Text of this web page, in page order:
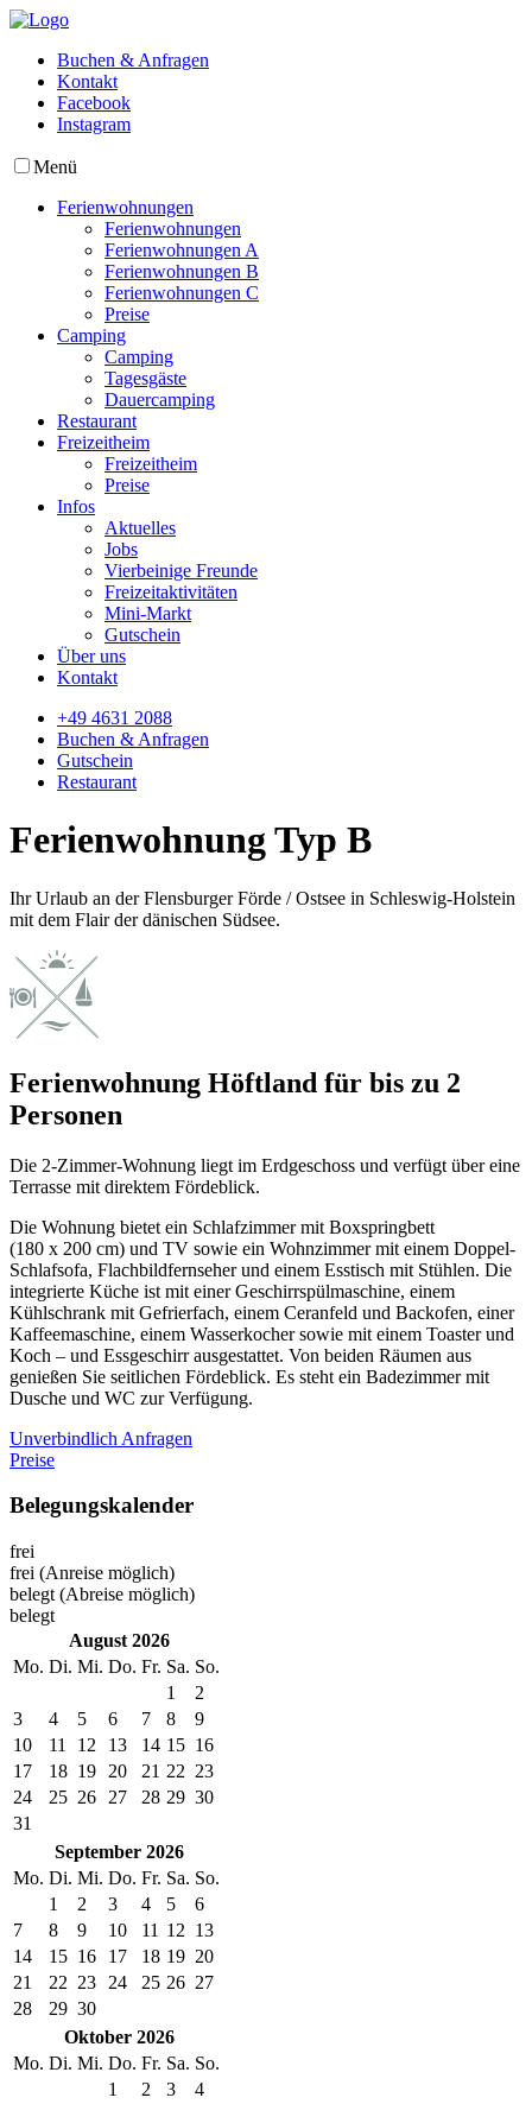
Buchen & Anfragen
Kontakt
Facebook
Instagram
Menü
Ferienwohnungen
Ferienwohnungen
Ferienwohnungen A
Ferienwohnungen B
Ferienwohnungen C
Preise
Camping
Camping
Tagesgäste
Dauercamping
Restaurant
Freizeitheim
Freizeitheim
Preise
Infos
Aktuelles
Jobs
Vierbeinige Freunde
Freizeitaktivitäten
Mini-Markt
Gutschein
Über uns
Kontakt
+49 4631 2088
Buchen & Anfragen
Gutschein
Restaurant
Ferienwohnung Typ B
Ihr Urlaub an der Flensburger Förde / Ostsee in Schleswig-Holstein
mit dem Flair der dänischen Südsee.
Ferienwohnung Höftland für bis zu 2
Personen
Die 2-Zimmer-Wohnung liegt im Erdgeschoss und verfügt über eine
Terrasse mit direktem Fördeblick.
Die Wohnung bietet ein Schlafzimmer mit Boxspringbett
(180 x 200 cm) und TV sowie ein Wohnzimmer mit einem Doppel-
Schlafsofa, Flachbildfernseher und einem Esstisch mit Stühlen. Die
integrierte Küche ist mit einer Geschirrspülmaschine, einem
Kühlschrank mit Gefrierfach, einem Ceranfeld und Backofen, einer
Kaffeemaschine, einem Wasserkocher sowie mit einem Toaster und
Koch – und Essgeschirr ausgestattet. Von beiden Räumen aus
genießen Sie seitlichen Fördeblick. Es steht ein Badezimmer mit
Dusche und WC zur Verfügung.
Unverbindlich Anfragen
Preise
Belegungskalender
frei
frei (Anreise möglich)
belegt (Abreise möglich)
belegt
August 2026
Mo. Di. Mi. Do. Fr. Sa. So.
1
2
3
4 5 6 7 8
9
10
11 12 13 14 15 16
17
18 19 20 21 22 23
24
25 26 27 28 29 30
31
September 2026
Mo. Di. Mi. Do. Fr. Sa. So.
1
2 3 4 5
6
7
8 9 10 11 12 13
14
15 16 17 18 19 20
21
22 23 24 25 26 27
28
29 30
Oktober 2026
Mo. Di. Mi. Do. Fr. Sa. So.
1
2 3
4